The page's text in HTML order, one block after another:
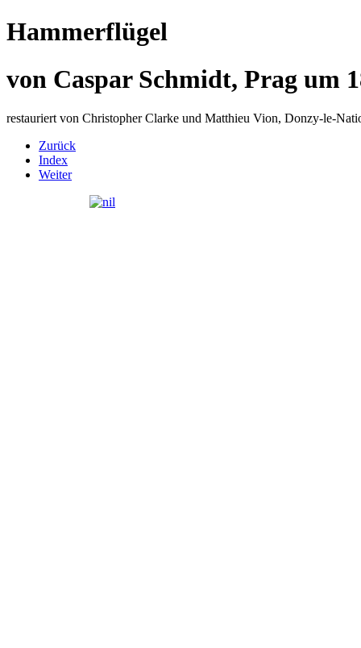
Hammerflügel
von Caspar Schmidt, Prag um
restauriert von Christopher Clarke und Matthieu Vion, Donzy-le-
Zurück
Index
Weiter